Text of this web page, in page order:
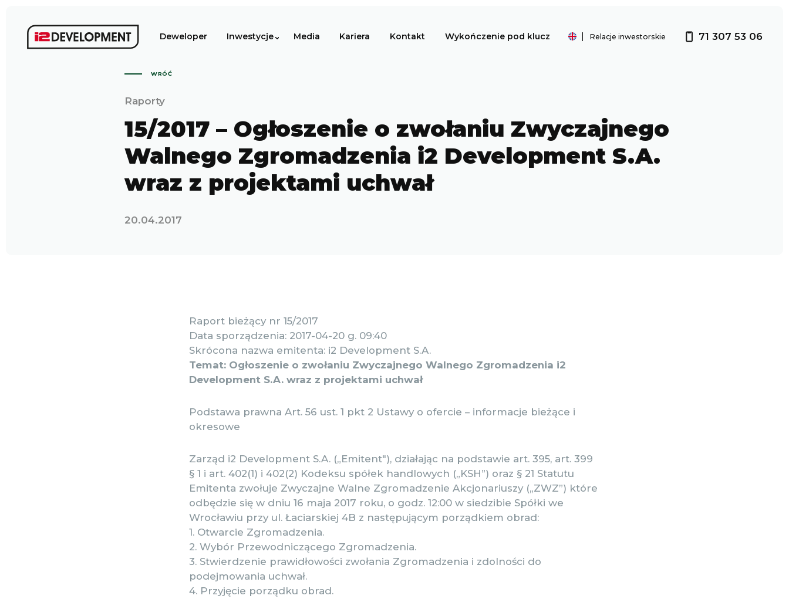
Deweloper Inwestycje Media Kariera Kontakt Wykończenie pod klucz Investor relations
Relacje inwestorskie 71 307 53 06
WRÓĆ
Raporty
15/2017 – Ogłoszenie o zwołaniu Zwyczajnego
Walnego Zgromadzenia i2 Development S.A.
wraz z projektami uchwał
20.04.2017
Raport bieżący nr 15/2017
Data sporządzenia: 2017-04-20 g. 09:40
Skrócona nazwa emitenta: i2 Development S.A.
Temat: Ogłoszenie o zwołaniu Zwyczajnego Walnego Zgromadzenia i2
Development S.A. wraz z projektami uchwał
Podstawa prawna Art. 56 ust. 1 pkt 2 Ustawy o ofercie – informacje bieżące i
okresowe
Zarząd i2 Development S.A. („Emitent"), działając na podstawie art. 395, art. 399
§ 1 i art. 402(1) i 402(2) Kodeksu spółek handlowych („KSH”) oraz § 21 Statutu
Emitenta zwołuje Zwyczajne Walne Zgromadzenie Akcjonariuszy („ZWZ”) które
odbędzie się w dniu 16 maja 2017 roku, o godz. 12:00 w siedzibie Spółki we
Wrocławiu przy ul. Łaciarskiej 4B z następującym porządkiem obrad:
1. Otwarcie Zgromadzenia.
2. Wybór Przewodniczącego Zgromadzenia.
3. Stwierdzenie prawidłowości zwołania Zgromadzenia i zdolności do
podejmowania uchwał.
4. Przyjęcie porządku obrad.